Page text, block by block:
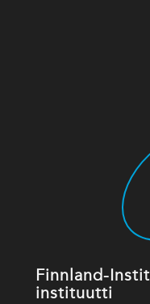
Finnland-
instituutti